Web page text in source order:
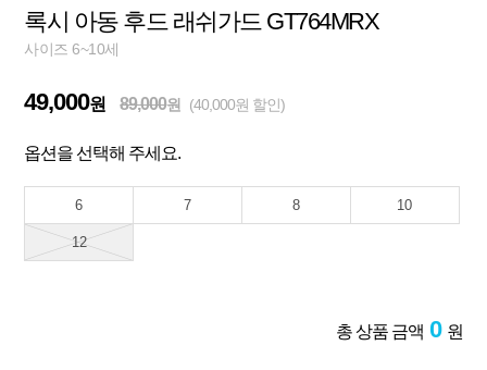
록시 아동 후드 래쉬가드 GT764MRX
사이즈 6~10세
49,000원 89,000원 (40,000원 할인)
옵션을 선택해 주세요.
6 7 8 10
12
총 상품 금액 0 원